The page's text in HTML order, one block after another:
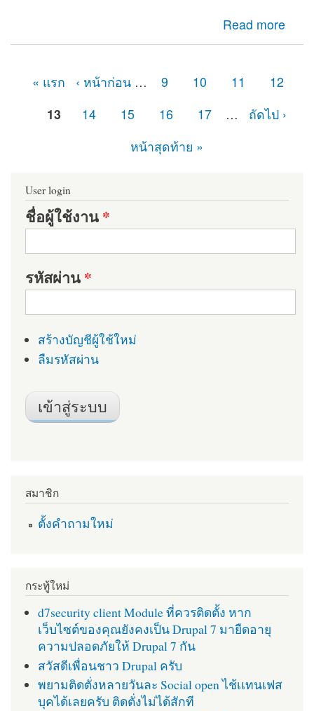
Read more
about เจอปัญหาในส่วนของ Reports รายงาน PHP Library
missing และ Dependencies not installed
« แรก ‹ หน้าก่อน … 9 10 11
12
13
14 15 16 17 …
ถัดไป ›
หน้าสุดท้าย »
User login
ชื่อผู้ใช้งาน*
รหัสผ่าน*
สร้างบัญชีผู้ใช้ใหม่
ลืมรหัสผ่าน
สมาชิก
ตั้งคำถามใหม่
กระทู้ใหม่
d7security client Module ที่ควรติดตั้ง หาก
เว็บไซต์ของคุณยังคงเป็น Drupal 7 มายืดอายุ
ความปลอดภัยให้ Drupal 7 กัน
สวัสดีเพื่อนชาว Drupal ครับ
พยามติดตั่งหลายวันละ Social open ไช้เเทนเฟส
บุคได้เลยครับ ติดตั่งไม่ได้สักที